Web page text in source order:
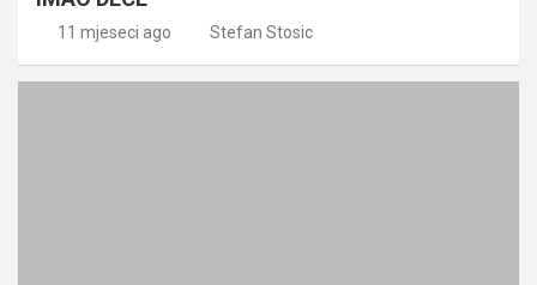
11 mjeseci ago Stefan Stosic